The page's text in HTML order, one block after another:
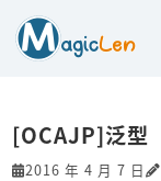
[OCAJP]泛型
2016 年 4 月 7 日